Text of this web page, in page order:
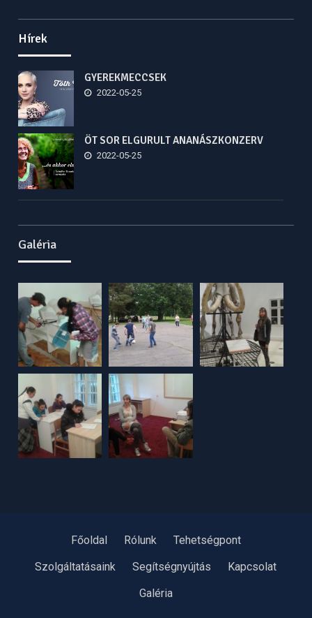
Hírek
GYEREKMECCSEK
2022-05-25
ÖT SOR ELGURULT ANANÁSZKONZERV
2022-05-25
Galéria
Főoldal Rólunk
Tehetségpont
Szolgáltatásaink
Segítségnyújtás
Kapcsolat
Galéria